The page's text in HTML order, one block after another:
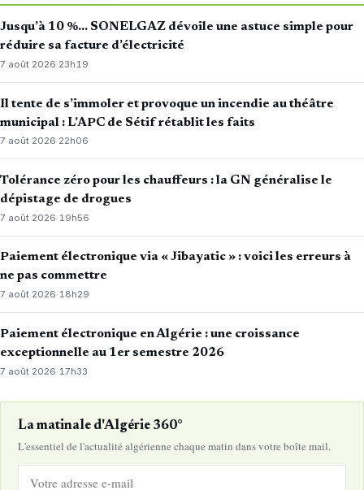
Jusqu’à 10 %… SONELGAZ dévoile une astuce simple pour
réduire sa facture d’électricité
7 août 2026·23h19
Il tente de s’immoler et provoque un incendie au théâtre
municipal : L’APC de Sétif rétablit les faits
7 août 2026·22h06
Tolérance zéro pour les chauffeurs : la GN généralise le
dépistage de drogues
7 août 2026·19h56
Paiement électronique via « Jibayatic » : voici les erreurs à
ne pas commettre
7 août 2026·18h29
Paiement électronique en Algérie : une croissance
exceptionnelle au 1er semestre 2026
7 août 2026· 17h33
La matinale d'Algérie 360°
L'essentiel de l'actualité algérienne chaque matin dans votre boîte mail.